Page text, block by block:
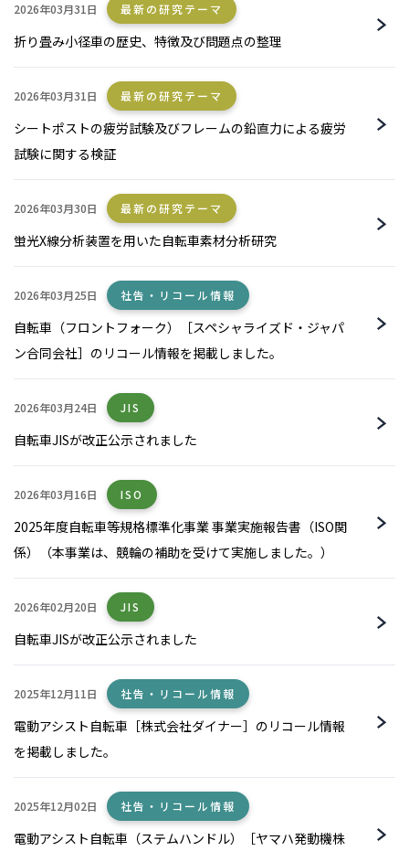
2026年03月31日 最新の研究テーマ
折り畳み小径車の歴史、特徴及び問題点の整理
2026年03月31日 最新の研究テーマ
シートポストの疲労試験及びフレームの鉛直力による疲労
試験に関する検証
2026年03月30日 最新の研究テーマ
蛍光X線分析装置を用いた自転車素材分析研究
2026年03月25日 社告・リコール情報
自転車（フロントフォーク）［スペシャライズド・ジャパ
ン合同会社］のリコール情報を掲載しました。
2026年03月24日 JIS
自転車JISが改正公示されました
2026年03月16日 ISO
2025年度自転車等規格標準化事業 事業実施報告書（ISO関
係）（本事業は、競輪の補助を受けて実施しました。）
2026年02月20日 JIS
自転車JISが改正公示されました
2025年12月11日 社告・リコール情報
電動アシスト自転車［株式会社ダイナー］のリコール情報
を掲載しました。
2025年12月02日 社告・リコール情報
電動アシスト自転車（ステムハンドル）［ヤマハ発動機株